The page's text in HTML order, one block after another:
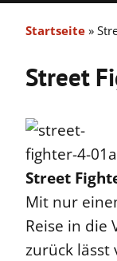
Startseite »
Street
Street
Mit nur
Reise in die
zurück lässt